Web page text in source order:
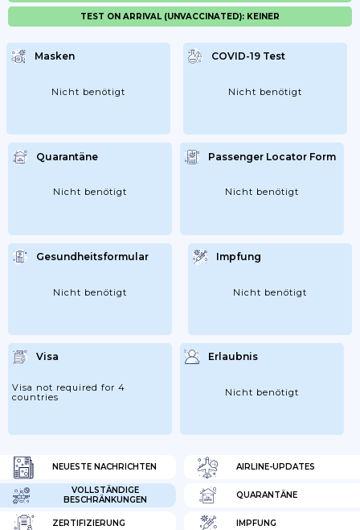
NEUESTE NACHRICHTEN AIRLINE-UPDATES
VOLLSTÄNDIGE
BESCHRÄNKUNGEN
QUARANTÄNE
ZERTIFIZIERUNG IMPFUNG
Masken
Nicht benötigt
COVID-19 Test
Nicht benötigt
Quarantäne
Nicht benötigt
Passenger Locator Form
Nicht benötigt
Gesundheitsformular
Nicht benötigt
Impfung
Nicht benötigt
Visa
Visa not required for 4
countries
Erlaubnis
Nicht benötigt
TEST ON ARRIVAL (UNVACCINATED): KEINER